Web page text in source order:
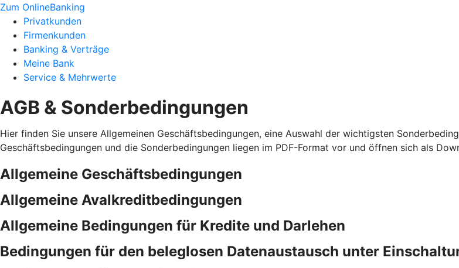
Zum OnlineBanking
Privatkunden
Firmenkunden
Banking & Verträge
Meine Bank
Service & Mehrwerte
AGB & Sonderbedingungen
Hier finden Sie unsere Allgemeinen Geschäftsbedingungen, eine Auswahl der wichtigsten
Geschäftsbedingungen und die Sonderbedingungen liegen im PDF-Format vor und öffnen sich als
Allgemeine Geschäftsbedingungen
Allgemeine Avalkreditbedingungen
Allgemeine Bedingungen für Kredite und Darlehen
Bedingungen für den beleglosen Datenaustausch unter